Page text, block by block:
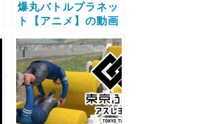
爆丸バトルプラネッ
ト【アニメ】の動画
無料で全話視聴する
方法